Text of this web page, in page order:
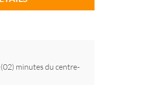
minutes du centre-